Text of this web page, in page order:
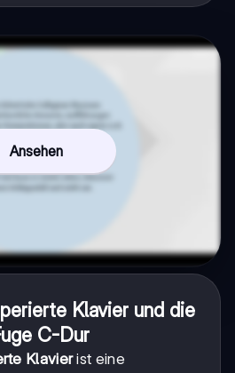
Ansehen
Klavier und die
C-Dur
Klavierist eine